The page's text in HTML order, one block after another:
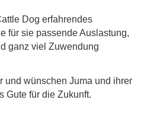
Dog erfahrendes
für sie passende Auslastung,
ganz viel Zuwendung
und wünschen Juma und ihrer
Gute für die Zukunft.